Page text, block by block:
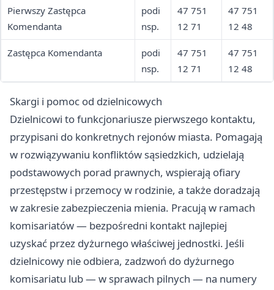
Pierwszy Zastępca
Komendanta
podi
nsp.
47 751
12 71
47 751
12 48
Zastępca Komendanta
podi
nsp.
47 751
12 71
47 751
12 48
Skargi i pomoc od dzielnicowych
Dzielnicowi to funkcjonariusze pierwszego kontaktu,
przypisani do konkretnych rejonów miasta. Pomagają
w rozwiązywaniu konfliktów sąsiedzkich, udzielają
podstawowych porad prawnych, wspierają ofiary
przestępstw i przemocy w rodzinie, a także doradzają
w zakresie zabezpieczenia mienia. Pracują w ramach
komisariatów — bezpośredni kontakt najlepiej
uzyskać przez dyżurnego właściwej jednostki. Jeśli
dzielnicowy nie odbiera, zadzwoń do dyżurnego
komisariatu lub — w sprawach pilnych — na numery